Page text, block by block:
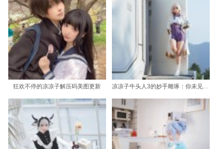
狂欢不停的凉凉子解压码美图更新 凉凉子牛头人3的妙手雕琢：你未见过的cos精选